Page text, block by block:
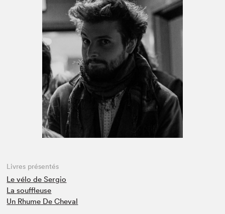
Espace médias
Livres présentés
Le vélo de Sergio
La souffleuse
Un Rhume De Cheval